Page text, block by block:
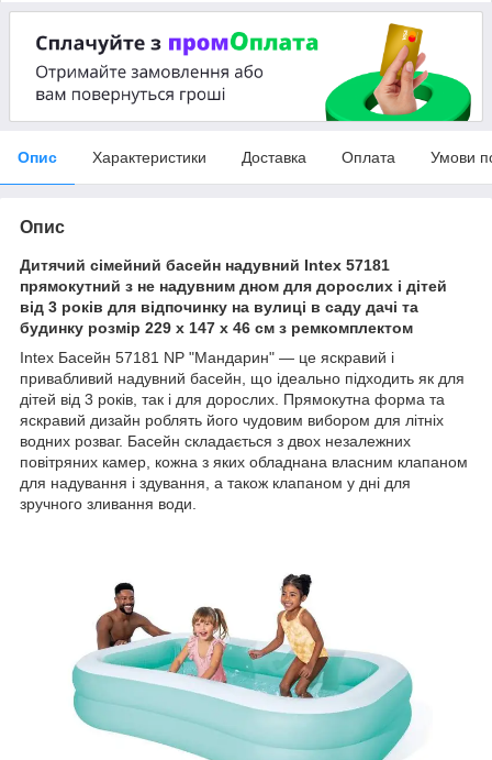
Опис Характеристики Доставка Оплата Умови
Опис
Дитячий сімейний басейн надувний Intex 57181
прямокутний з не надувним дном для дорослих і дітей
від 3 років для відпочинку на вулиці в саду дачі та
будинку розмір 229 x 147 x 46 см з ремкомплектом
Intex Басейн 57181 NP "Мандарин" — це яскравий і
привабливий надувний басейн, що ідеально підходить як для
дітей від 3 років, так і для дорослих. Прямокутна форма та
яскравий дизайн роблять його чудовим вибором для літніх
водних розваг. Басейн складається з двох незалежних
повітряних камер, кожна з яких обладнана власним клапаном
для надування і здування, а також клапаном у дні для
зручного зливання води.